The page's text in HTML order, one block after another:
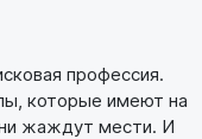
профессия.
которые имеют на
жаждут мести. И